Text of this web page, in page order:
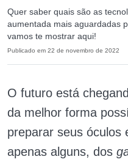
Quer saber quais são as
aumentada mais aguardadas
vamos te mostrar aqui!
Publicado em 22 de novembro de 2022
O futuro está
da melhor forma
preparar seus óculos
apenas alguns, dos